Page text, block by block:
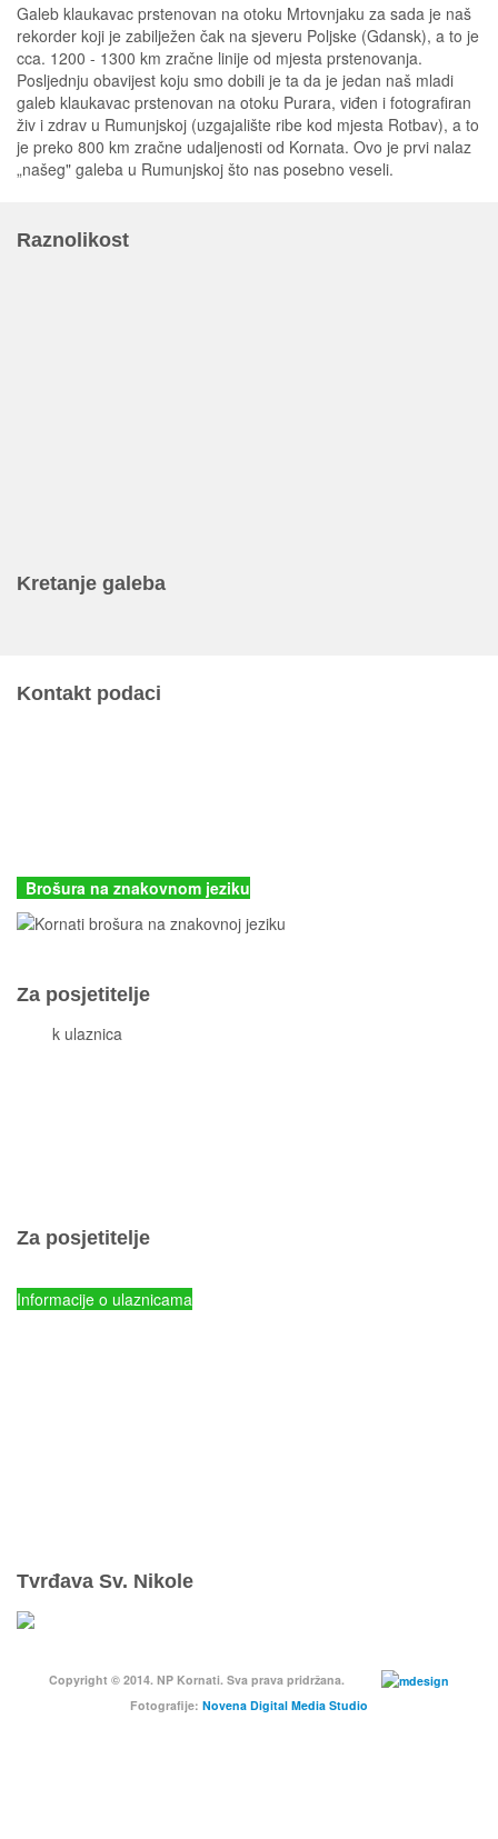
Galeb klaukavac prstenovan na otoku Mrtovnjaku za sada je naš
rekorder koji je zabilježen čak na sjeveru Poljske (Gdansk), a to je
cca. 1200 - 1300 km zračne linije od mjesta prstenovanja.
Posljednju obavijest koju smo dobili je ta da je jedan naš mladi
galeb klaukavac prstenovan na otoku Purara, viđen i fotografiran
živ i zdrav u Rumunjskoj (uzgajalište ribe kod mjesta Rotbav), a to
je preko 800 km zračne udaljenosti od Kornata. Ovo je prvi nalaz
„našeg" galeba u Rumunjskoj što nas posebno veseli.
Raznolikost
Kretanje galeba
Kontakt podaci
Brošura na znakovnom jeziku
Za posjetitelje
k ulaznica
Za posjetitelje
Informacije o ulaznicama
Tvrđava Sv. Nikole
Copyright © 2014. NP Kornati. Sva prava pridržana.
Fotografije: Novena Digital Media Studio